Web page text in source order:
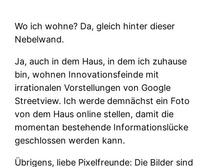
Wo ich wohne? Da, gleich hinter dieser
Nebelwand.
Ja, auch in dem Haus, in dem ich zuhause
bin, wohnen Innovationsfeinde mit
irrationalen Vorstellungen von Google
Streetview. Ich werde demnächst ein Foto
von dem Haus online stellen, damit die
momentan bestehende Informationslücke
geschlossen werden kann.
Übrigens, liebe Pixelfreunde: Die Bilder sind